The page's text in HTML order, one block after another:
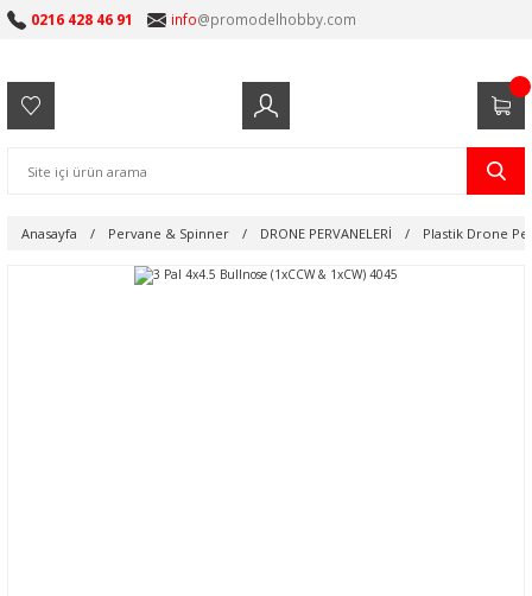
0216 428 46 91 info@promodelhobby.com
Anasayfa Pervane & Spinner DRONE PERVANELERİ Plastik Drone